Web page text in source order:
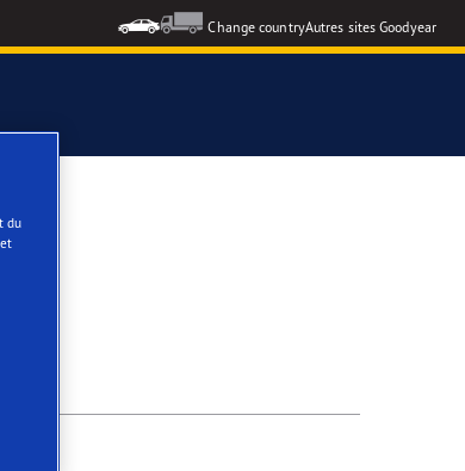
Change countryAutres sites Goodyear
du